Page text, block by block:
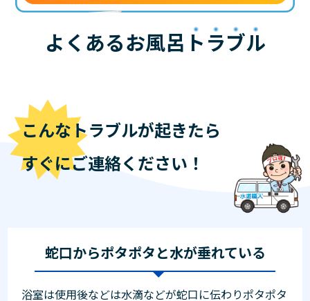
よくあるお風呂 トラブル
こんなトラブルが起きたら
すぐにご連絡ください！
蛇口からポタポタと水が垂れている
浴室は使用後などは水滴などが蛇口に伝わりポタポタ